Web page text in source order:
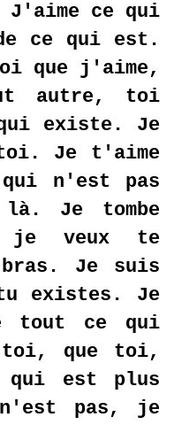
ce qui
ce qui est.
que j'aime,
autre, toi
existe. Je
toi. Je t'aime
n'est pas
Je tombe
je veux te
bras. Je suis
existes. Je
tout ce qui
toi, que toi,
qui est plus
pas, je